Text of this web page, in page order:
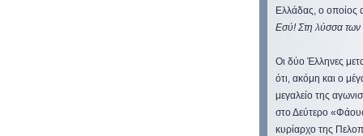
Ελλάδας, ο οποίος
Εσύ! Στη λύσσα
Οι δύο Έλληνες
ότι, ακόμη και ο
μεγαλείο της
στο Δεύτερο
κυρίαρχο της